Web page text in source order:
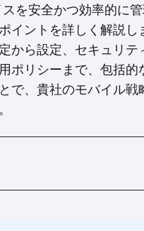
を安全かつ効率的に
イントを詳しく解説し
から設定、セキュリテ
ポリシーまで、包括的
で、貴社のモバイル戦